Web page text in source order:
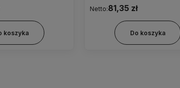
koszyka
Netto:81,35 zł
Do koszyka